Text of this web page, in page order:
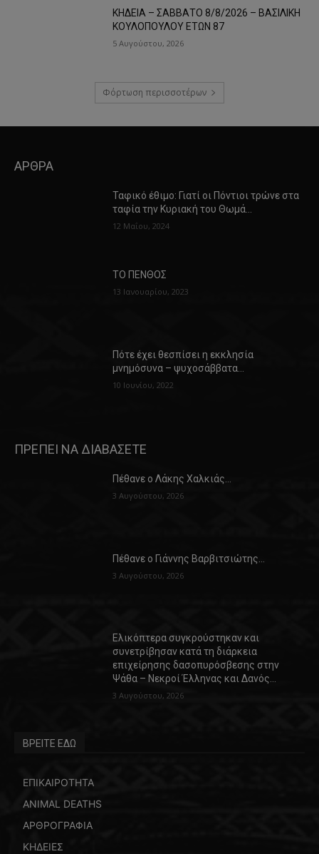
ΚΗΔΕΙΑ – ΣΑΒΒΑΤΟ 8/8/2026 – ΒΑΣΙΛΙΚΗ
ΚΟΥΛΟΠΟΥΛΟΥ ΕΤΩΝ 87
5 Αυγούστου, 2026
Φόρτωση περισσοτέρων
ΑΡΘΡΑ
Ταφικό έθιμο: Γιατί οι Πόντιοι τρώνε στα
ταφία την Κυριακή του Θωμά…
12 Μαΐου, 2024
ΤΟ ΠΕΝΘΟΣ
13 Ιανουαρίου, 2023
Πότε έχει θεσπίσει η εκκλησία
μνημόσυνα – ψυχοσάββατα…
10 Ιουνίου, 2022
ΠΡΕΠΕΙ ΝΑ ΔΙΑΒΑΣΕΤΕ
Πέθανε ο Λάκης Χαλκιάς…
3 Αυγούστου, 2026
Πέθανε ο Γιάννης Βαρβιτσιώτης…
3 Αυγούστου, 2026
Ελικόπτερα συγκρούστηκαν και
συνετρίβησαν κατά τη διάρκεια
επιχείρησης δασοπυρόσβεσης στην
Ψάθα – Νεκροί Έλληνας και Δανός…
3 Αυγούστου, 2026
ΒΡΕΙΤΕ ΕΔΩ
ΕΠΙΚΑΙΡΟΤΗΤΑ
ANIMAL DEATHS
ΑΡΘΡΟΓΡΑΦΙΑ
ΚΗΔΕΙΕΣ